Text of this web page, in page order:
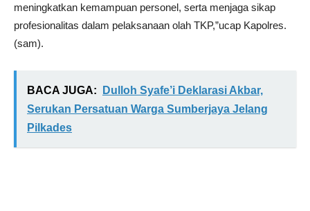
meningkatkan kemampuan personel, serta menjaga sikap
profesionalitas dalam pelaksanaan olah TKP,”ucap Kapolres.
(sam).
BACA JUGA:
Dulloh Syafe’i Deklarasi Akbar,
Serukan Persatuan Warga Sumberjaya Jelang
Pilkades